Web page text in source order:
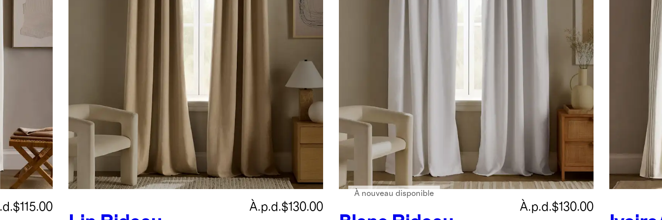
$115.00 À.p.d.$130.00 À.p.d.$130.00
À nouveau disponible